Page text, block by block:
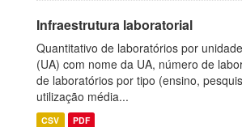
Infraestrutura laboratorial
Quantitativo de laboratórios por
(UA) com nome da UA, número de
de laboratórios por tipo (ensino,
utilização média...
CSV PDF